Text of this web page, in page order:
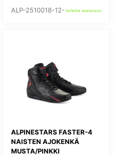
ALP-2510018-12- tarkista saatavuus
ALPINESTARS FASTER-4
NAISTEN AJOKENKÄ
MUSTA/PINKKI